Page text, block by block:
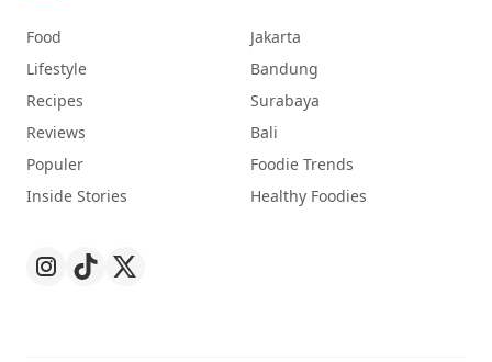
Food
Lifestyle
Recipes
Reviews
Populer
Inside Stories
Jakarta
Bandung
Surabaya
Bali
Foodie Trends
Healthy Foodies